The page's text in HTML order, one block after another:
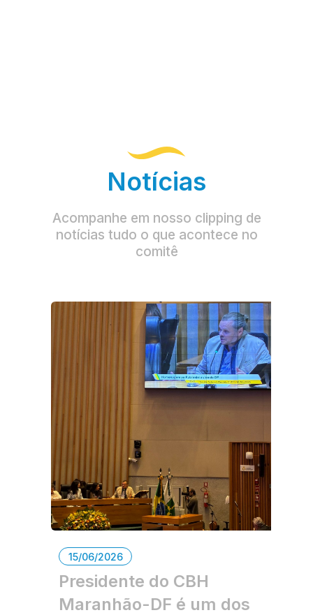
Notícias
Acompanhe em nosso clipping de
notícias tudo o que acontece no
comitê
15/06/2026
Presidente do CBH
Maranhão-DF é um dos